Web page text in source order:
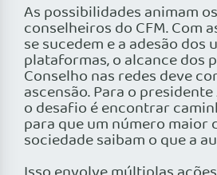
As possibilidades animam
conselheiros do CFM. Com
se sucedem e a adesão dos
plataformas, o alcance dos
Conselho nas redes deve
ascensão. Para o
o desafio é encontrar
para que um número maior
sociedade saibam o que a